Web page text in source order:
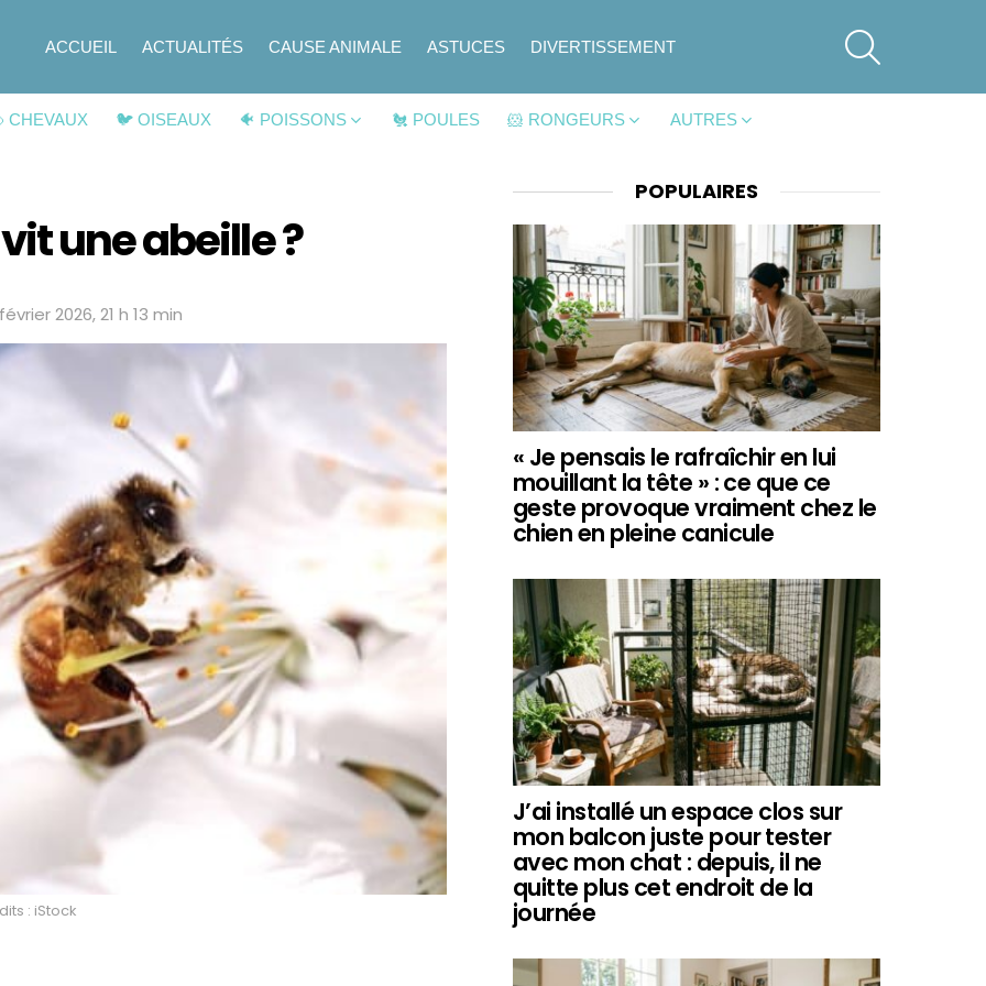
ACCUEIL ACTUALITÉS CAUSE ANIMALE ASTUCES DIVERTISSEMENT
CHEVAUX 🐦 OISEAUX 🐠 POISSONS 🐔 POULES 🐹 RONGEURS AUTRES
une abeille ?
2026, 21 h 13 min
: iStock
POPULAIRES
« Je pensais le rafraîchir en lui
mouillant la tête » : ce que ce
geste provoque vraiment chez le
chien en pleine canicule
J’ai installé un espace clos sur
mon balcon juste pour tester
avec mon chat : depuis, il ne
quitte plus cet endroit de la
journée